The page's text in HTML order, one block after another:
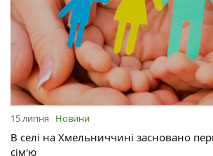
15 липня Новини
В селі на Хмельниччині засновано
сім'ю